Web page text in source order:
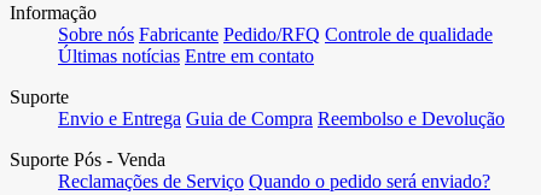
Informação
Sobre nós Fabricante Pedido/RFQ Controle de qualidade
Últimas notícias Entre em contato
Suporte
Envio e Entrega Guia de Compra Reembolso e Devolução
Suporte Pós - Venda
Reclamações de Serviço Quando o pedido será enviado?